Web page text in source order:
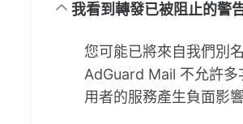
我看到轉發已被阻止的警
您可能已將來自我們別
AdGuard Mail 不允許
用者的服務產生負面影